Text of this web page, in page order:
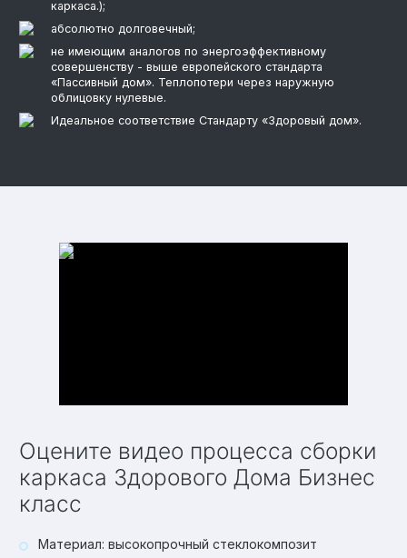
каркаса.);
абсолютно долговечный;
не имеющим аналогов по энергоэффективному
совершенству - выше европейского стандарта
«Пассивный дом». Теплопотери через наружную
облицовку нулевые.
Идеальное соответствие Стандарту «Здоровый дом».
Оцените видео процесса сборки
каркаса Здорового Дома Бизнес
класс
Материал: высокопрочный стеклокомпозит